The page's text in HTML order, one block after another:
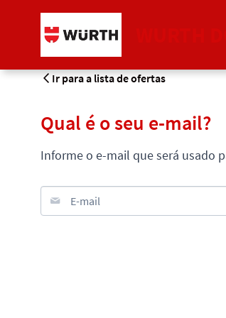
Ir para a lista de ofertas
Qual é o seu e-mail?
Informe o e-mail que será usado
E-mail